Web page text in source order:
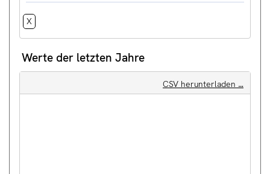
X
Werte der letzten Jahre
CSV herunterladen …